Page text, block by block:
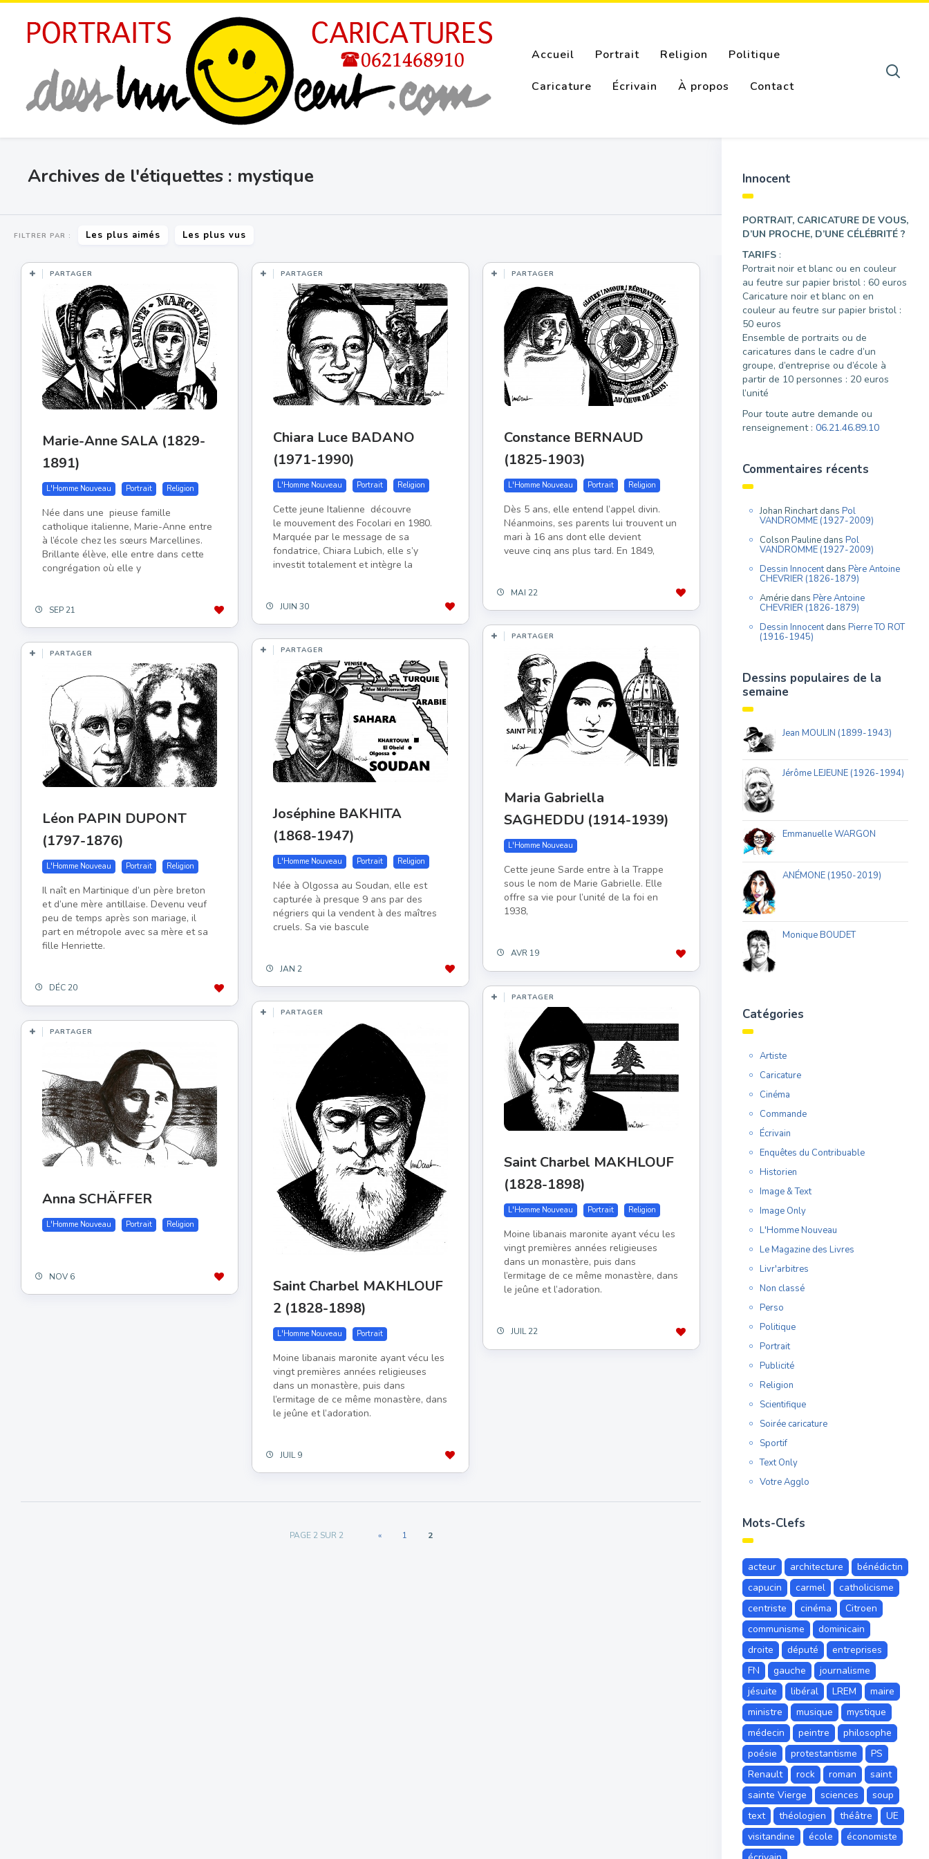
Accueil Portrait Religion Politique
Caricature Écrivain À propos Contact
Archives de l'étiquettes : mystique
FILTRER PAR : Les plus aimés Les plus vus
PARTAGER
Marie-Anne SALA (1829-
1891)
L'Homme Nouveau Portrait Religion
Née dans une pieuse famille
catholique italienne, Marie-Anne entre
à l’école chez les sœurs Marcellines.
Brillante élève, elle entre dans cette
congrégation où elle y
SEP 21
PARTAGER
Chiara Luce BADANO
(1971-1990)
L'Homme Nouveau Portrait Religion
Cette jeune Italienne découvre
le mouvement des Focolari en 1980.
Marquée par le message de sa
fondatrice, Chiara Lubich, elle s’y
investit totalement et intègre la
JUIN 30
PARTAGER
Constance BERNAUD
(1825-1903)
L'Homme Nouveau Portrait Religion
Dès 5 ans, elle entend l’appel divin.
Néanmoins, ses parents lui trouvent un
mari à 16 ans dont elle devient
veuve cinq ans plus tard. En 1849,
MAI 22
PARTAGER
Maria Gabriella
SAGHEDDU (1914-1939)
L'Homme Nouveau
Cette jeune Sarde entre à la Trappe
sous le nom de Marie Gabrielle. Elle
offre sa vie pour l’unité de la foi en
1938,
AVR 19
PARTAGER
Joséphine BAKHITA
(1868-1947)
L'Homme Nouveau Portrait Religion
Née à Olgossa au Soudan, elle est
capturée à presque 9 ans par des
négriers qui la vendent à des maîtres
cruels. Sa vie bascule
JAN 2
PARTAGER
Léon PAPIN DUPONT
(1797-1876)
L'Homme Nouveau Portrait Religion
Il naît en Martinique d’un père breton
et d’une mère antillaise. Devenu veuf
peu de temps après son mariage, il
part en métropole avec sa mère et sa
fille Henriette.
DÉC 20
PARTAGER
Saint Charbel MAKHLOUF
(1828-1898)
L'Homme Nouveau Portrait Religion
Moine libanais maronite ayant vécu les
vingt premières années religieuses
dans un monastère, puis dans
l’ermitage de ce même monastère, dans
le jeûne et l’adoration.
JUIL 22
PARTAGER
Saint Charbel MAKHLOUF
2 (1828-1898)
L'Homme Nouveau Portrait
Moine libanais maronite ayant vécu les
vingt premières années religieuses
dans un monastère, puis dans
l’ermitage de ce même monastère, dans
le jeûne et l’adoration.
JUIL 9
PARTAGER
Anna SCHÄFFER
L'Homme Nouveau Portrait Religion
NOV 6
PAGE 2 SUR 2 « 1 2
Innocent
PORTRAIT, CARICATURE DE VOUS,
D’UN PROCHE, D’UNE CÉLÉBRITÉ ?
TARIFS :
Portrait noir et blanc ou en couleur
au feutre sur papier bristol : 60 euros
Caricature noir et blanc on en
couleur au feutre sur papier bristol :
50 euros
Ensemble de portraits ou de
caricatures dans le cadre d’un
groupe, d’entreprise ou d’école à
partir de 10 personnes : 20 euros
l’unité
Pour toute autre demande ou
renseignement : 06.21.46.89.10
Commentaires récents
Johan Rinchartdans Pol
VANDROMME (1927-2009)
Colson Pauline dans Pol
VANDROMME (1927-2009)
Dessin Innocentdans Père Antoine
CHEVRIER (1826-1879)
Amérie dans Père Antoine
CHEVRIER (1826-1879)
Dessin Innocentdans Pierre TO ROT
(1916-1945)
Dessins populaires de la
semaine
Jean MOULIN (1899-1943)
Jérôme LEJEUNE (1926-1994)
Emmanuelle WARGON
ANÉMONE (1950-2019)
Monique BOUDET
Catégories
Artiste
Caricature
Cinéma
Commande
Écrivain
Enquêtes du Contribuable
Historien
Image & Text
Image Only
L'Homme Nouveau
Le Magazine des Livres
Livr'arbitres
Non classé
Perso
Politique
Portrait
Publicité
Religion
Scientifique
Soirée caricature
Sportif
Text Only
Votre Agglo
Mots-Clefs
acteur architecture
bénédictin
capucin
carmel
catholicisme
centriste
cinéma
Citroen
communisme
dominicain
droite
député
entreprises
FN
gauche
journalisme
jésuite
libéral LREM
maire
ministre
musique
mystique
médecin
peintre
philosophe
poésie
protestantisme
PS
Renault
rock roman
saint
sainte Vierge
sciences
soup
text
théologien théâtre
UE
visitandine
école
économiste